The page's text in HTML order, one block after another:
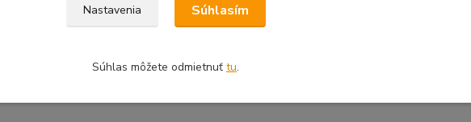
Nastavenia Súhlasím
Súhlas môžete odmietnuť tu.